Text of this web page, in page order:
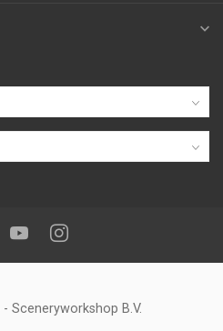
op:YoutubeInstagram
- Sceneryworkshop B.V.